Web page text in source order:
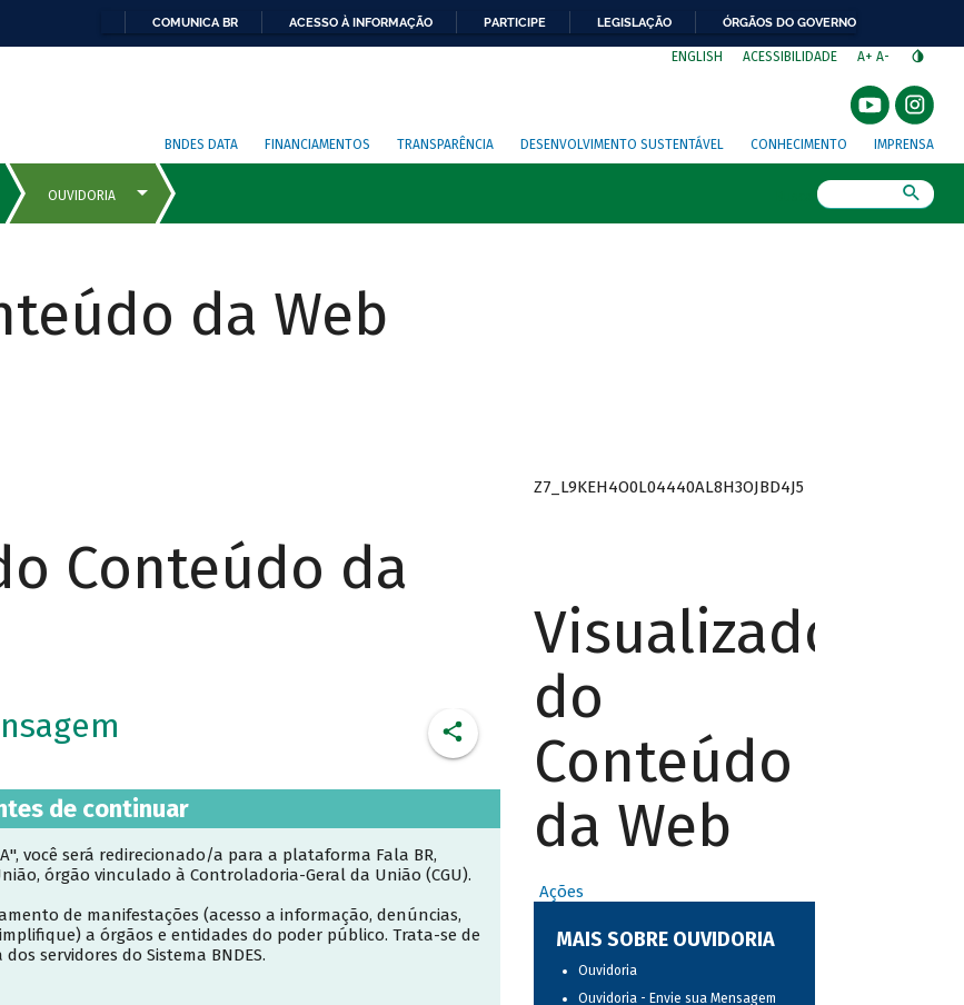
COMUNICA BR ACESSO À INFORMAÇÃO PARTICIPE LEGISLAÇÃO ÓRGÃOS DO GOVERNO
ENGLISH ACESSIBILIDADE A+ A-
BNDES DATA FINANCIAMENTOS TRANSPARÊNCIA DESENVOLVIMENTO SUSTENTÁVEL CONHECIMENTO IMPRENSA
da Web
Conteúdo da
de continuar
você será redirecionado/a para a plataforma Fala BR,
órgão vinculado à Controladoria-Geral da União (CGU).
de manifestações (acesso a informação, denúncias,
a órgãos e entidades do poder público. Trata-se de
servidores do Sistema BNDES.
Z7_L9KEH4O0L04440AL8H3OJBD4J5
Visualizador
do
Conteúdo
da Web
Ações
MAIS SOBRE OUVIDORIA
Ouvidoria
Ouvidoria - Envie sua Mensagem